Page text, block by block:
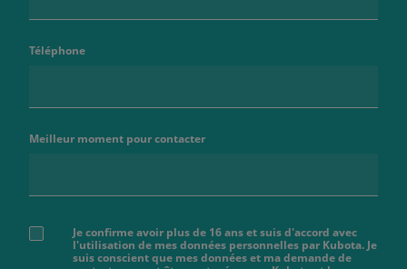
Téléphone
Meilleur moment pour contacter
Je confirme avoir plus de 16 ans et suis d'accord avec
l'utilisation de mes données personnelles par Kubota. Je
suis conscient que mes données et ma demande de